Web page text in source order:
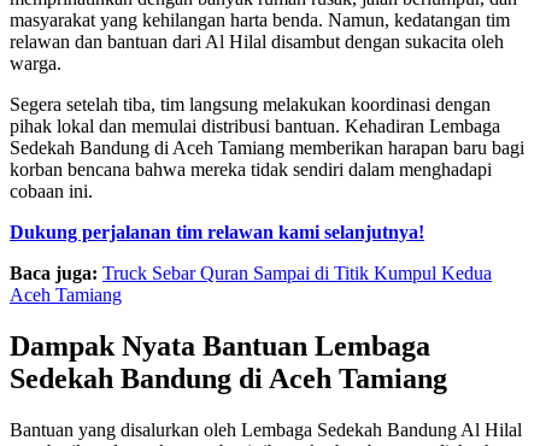
masyarakat yang kehilangan harta benda. Namun, kedatangan tim
relawan dan bantuan dari Al Hilal disambut dengan sukacita oleh
warga.
Segera setelah tiba, tim langsung melakukan koordinasi dengan
pihak lokal dan memulai distribusi bantuan. Kehadiran Lembaga
Sedekah Bandung di Aceh Tamiang memberikan harapan baru bagi
korban bencana bahwa mereka tidak sendiri dalam menghadapi
cobaan ini.
Dukung perjalanan tim relawan kami selanjutnya!
Baca juga: Truck Sebar Quran Sampai di Titik Kumpul Kedua
Aceh Tamiang
Dampak Nyata Bantuan Lembaga
Sedekah Bandung di Aceh Tamiang
Bantuan yang disalurkan oleh Lembaga Sedekah Bandung Al Hilal